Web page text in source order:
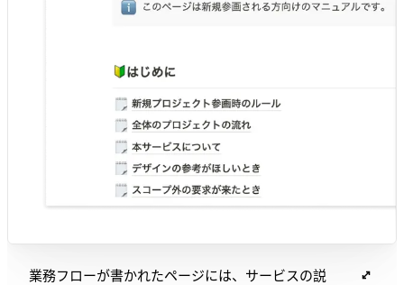
業務フローが書かれたページには、サービスの説